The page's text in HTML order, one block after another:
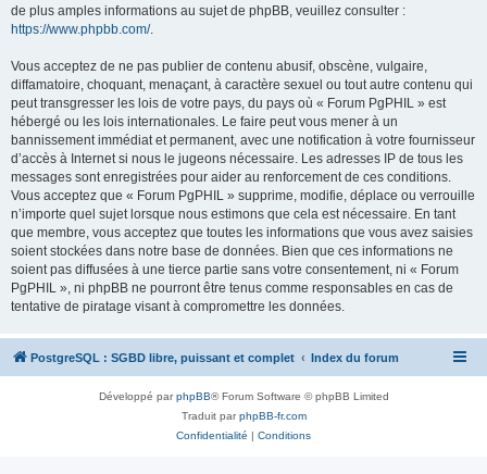
de plus amples informations au sujet de phpBB, veuillez consulter :
https://www.phpbb.com/.
Vous acceptez de ne pas publier de contenu abusif, obscène, vulgaire,
diffamatoire, choquant, menaçant, à caractère sexuel ou tout autre contenu qui
peut transgresser les lois de votre pays, du pays où « Forum PgPHIL » est
hébergé ou les lois internationales. Le faire peut vous mener à un
bannissement immédiat et permanent, avec une notification à votre fournisseur
d’accès à Internet si nous le jugeons nécessaire. Les adresses IP de tous les
messages sont enregistrées pour aider au renforcement de ces conditions.
Vous acceptez que « Forum PgPHIL » supprime, modifie, déplace ou verrouille
n’importe quel sujet lorsque nous estimons que cela est nécessaire. En tant
que membre, vous acceptez que toutes les informations que vous avez saisies
soient stockées dans notre base de données. Bien que ces informations ne
soient pas diffusées à une tierce partie sans votre consentement, ni « Forum
PgPHIL », ni phpBB ne pourront être tenus comme responsables en cas de
tentative de piratage visant à compromettre les données.
PostgreSQL : SGBD libre, puissant et complet Index du forum
Développé parphpBB® Forum Software © phpBB Limited
Traduit parphpBB-fr.com
Confidentialité | Conditions